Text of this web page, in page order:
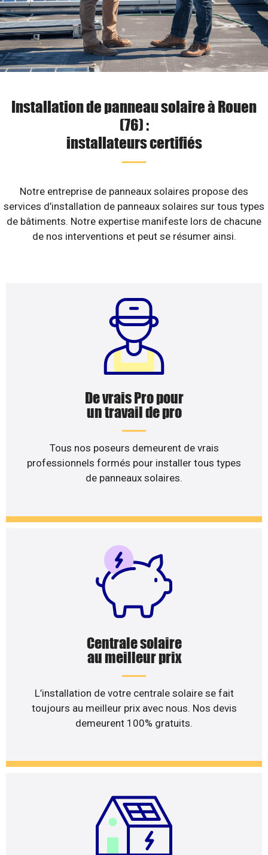
Installation de panneau solaire à Rouen
(76) :
installateurs certifiés
Notre entreprise de panneaux solaires propose des
services d’installation de panneaux solaires sur tous types
de bâtiments. Notre expertise manifeste lors de chacune
de nos interventions et peut se résumer ainsi.
De vrais Pro pour
un travail de pro
Tous nos poseurs demeurent de vrais
professionnels formés pour installer tous types
de panneaux solaires.
Centrale solaire
au meilleur prix
L’installation de votre centrale solaire se fait
toujours au meilleur prix avec nous. Nos devis
demeurent 100% gratuits.